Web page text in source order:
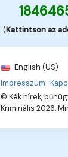
(Kattintson az
English (US)
Impresszum ·
© Kék hírek,
Kriminális 2026.